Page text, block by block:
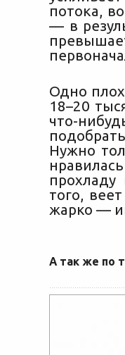
потока,
— в
Одно
18–20
что-
Нужно
того,
жарко —
А так же по